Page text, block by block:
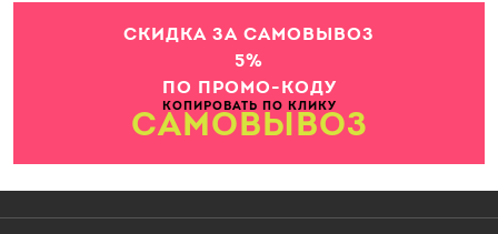
СКИДКА ЗА САМОВЫВОЗ
5%
ПО ПРОМО-КОДУ
КОПИРОВАТЬ ПО КЛИКУ
САМОВЫВОЗ